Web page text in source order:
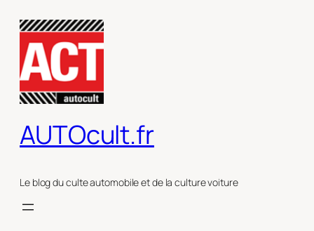
contenu
AUTOcult.fr
Le blog du culte automobile et de la culture voiture